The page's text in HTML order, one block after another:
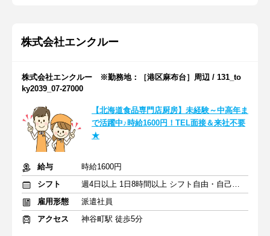
株式会社エンクルー
株式会社エンクルー ※勤務地：［港区麻布台］周辺 / 131_to
ky2039_07-27000
【北海道食品専門店厨房】未経験～中高年ま
で活躍中♪時給1600円！TEL面接＆来社不要
★
給与
時給1600円
シフト
週4日以上 1日8時間以上 シフト自由・自己申告
雇用形態
派遣社員
アクセス
神谷町駅 徒歩5分